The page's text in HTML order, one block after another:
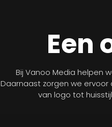
Een
Bij Vanoo Media helpen
Daarnaast zorgen we
van logo tot